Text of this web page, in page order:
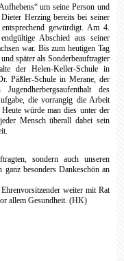
um seine Person und
Herzing bereits bei seiner
gewürdigt. Am 4.
Abschied aus seiner
war. Bis zum heutigen Tag
später als Sonderbeauftragter
der Helen-Keller-Schule in
Päßler-Schule in Merane, der
des
die vorrangig die Arbeit
würde man dies unter der
Mensch überall dabei sein
sondern auch unseren
ganz besonders Dankeschön an
weiter mit Rat
allem Gesundheit. (HK)